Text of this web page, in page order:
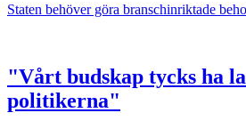
Staten behöver göra branschinriktade
"Vårt budskap tycks ha
politikerna"